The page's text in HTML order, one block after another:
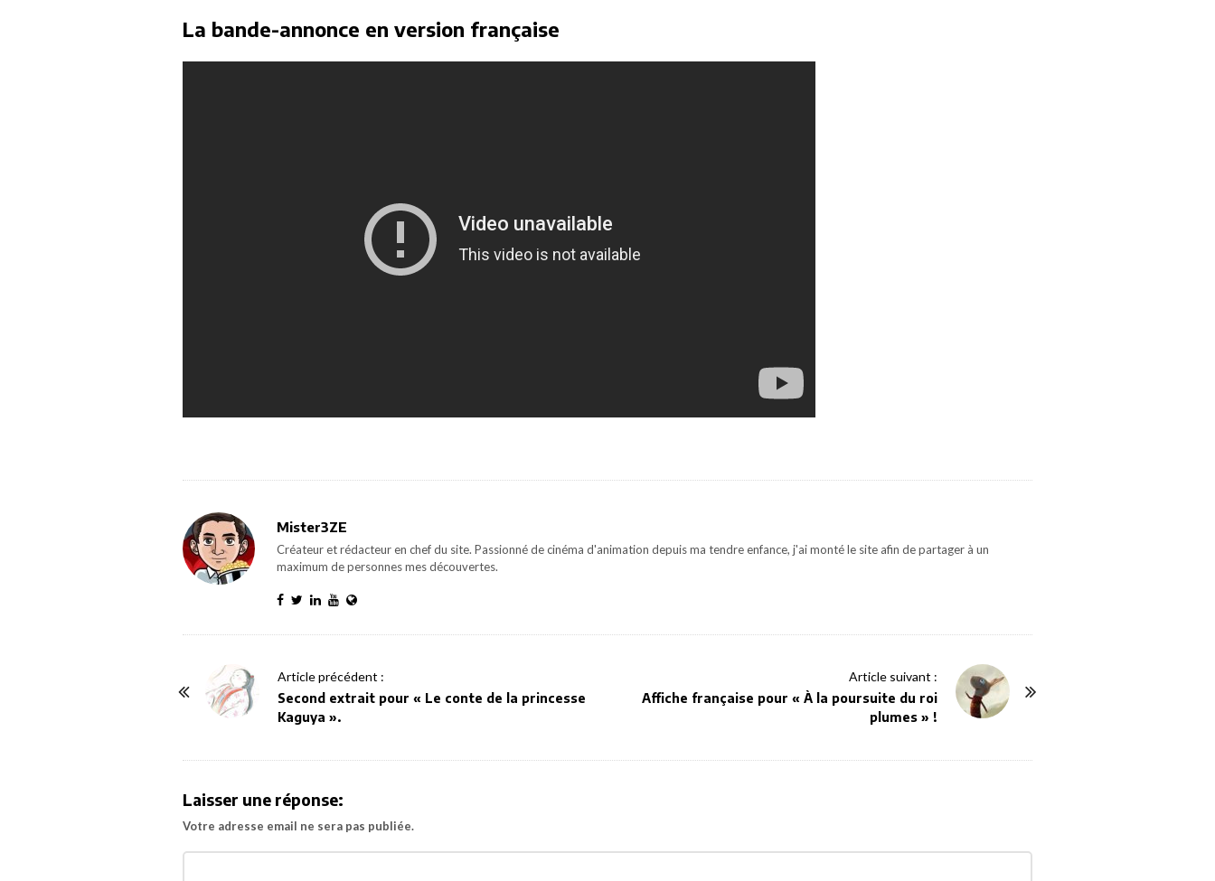
La bande-annonce en version française
Mister3ZE
Créateur et rédacteur en chef du site. Passionné de cinéma d'animation depuis ma tendre enfance, j'ai monté le site afin de partager à un
maximum de personnes mes découvertes.
Article précédent :
Second extrait pour « Le conte de la princesse
Kaguya ».
Article suivant :
Affiche française pour « À la poursuite du roi
plumes » !
Laisser une réponse:
Votre adresse email ne sera pas publiée.